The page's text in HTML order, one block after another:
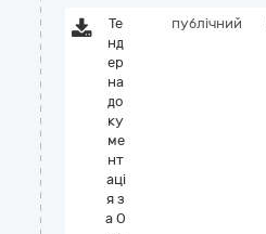
Те
нд
ер
на
до
ку
ме
нт
аці
я з
а О
публічний